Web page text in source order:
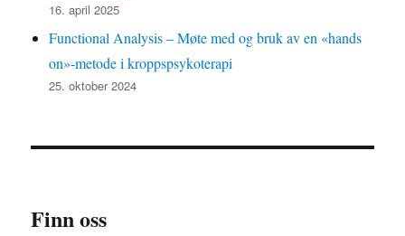
16. april 2025
Functional Analysis – Møte med og bruk av en «hands
on»-metode i kroppspsykoterapi
25. oktober 2024
Finn oss